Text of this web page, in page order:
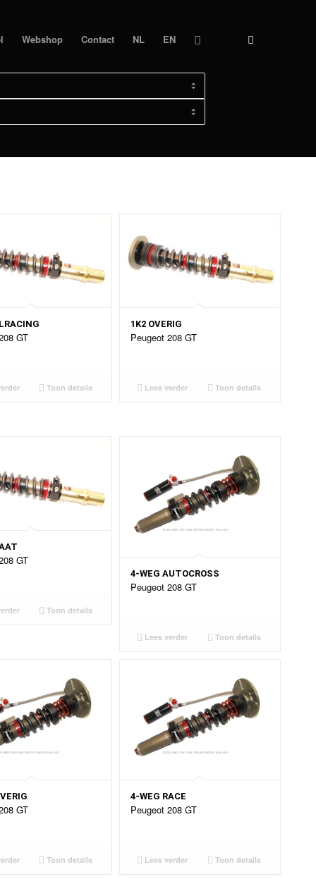
Webshop Contact NL EN
GT
Toon details
1K2 OVERIG
Peugeot 208 GT
Lees verder Toon details
GT
Toon details
4-WEG AUTOCROSS
Peugeot 208 GT
Lees verder Toon details
GT
Toon details
4-WEG RACE
Peugeot 208 GT
Lees verder Toon details